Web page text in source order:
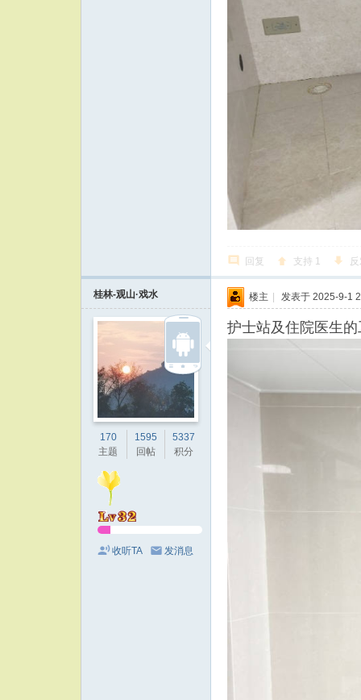
回复 支持 1
桂林-观山·戏水
170
主题
1595
回帖
5337
积分
收听TA 发消息
楼主 | 发表于 2025-9-1
护士站及住院医生